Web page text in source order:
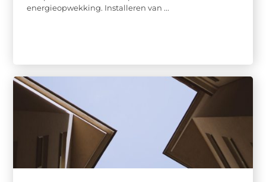
energieopwekking. Installeren van ...